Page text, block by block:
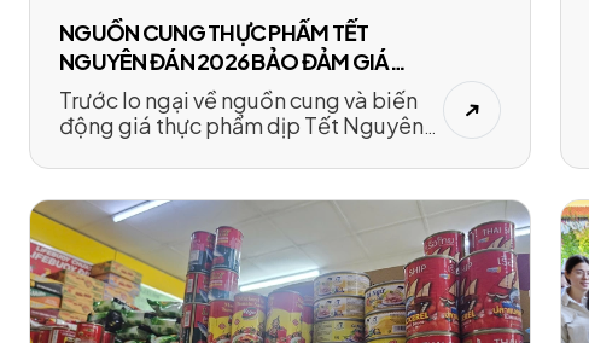
NGUỒN CUNG THỰC PHẨM TẾT
NGUYÊN ĐÁN 2026 BẢO ĐẢM GIÁ
TĂNG THEO QUY LUẬT
Trước lo ngại về nguồn cung và biến
động giá thực phẩm dịp Tết Nguyên
Chăn nuôivà Thú y Phạm Kim Đăng
khẳng định tổng đàn ổn định, nguồn
cung dồi dào, giá thịt tăng trong biên
độ bình thường và không có nguy cơ
thiếu hụt trên diện rộng.